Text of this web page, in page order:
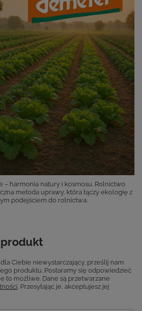
– harmonia natury i kosmosu. Rolnictwo
metoda uprawy, która łączy ekologię z
podejściem do rolnictwa.
Ciebie niewystarczający, prześlij nam
produktu. Postaramy się odpowiedzieć
to możliwe. Dane są przetwarzane
. Przesyłając je, akceptujesz jej